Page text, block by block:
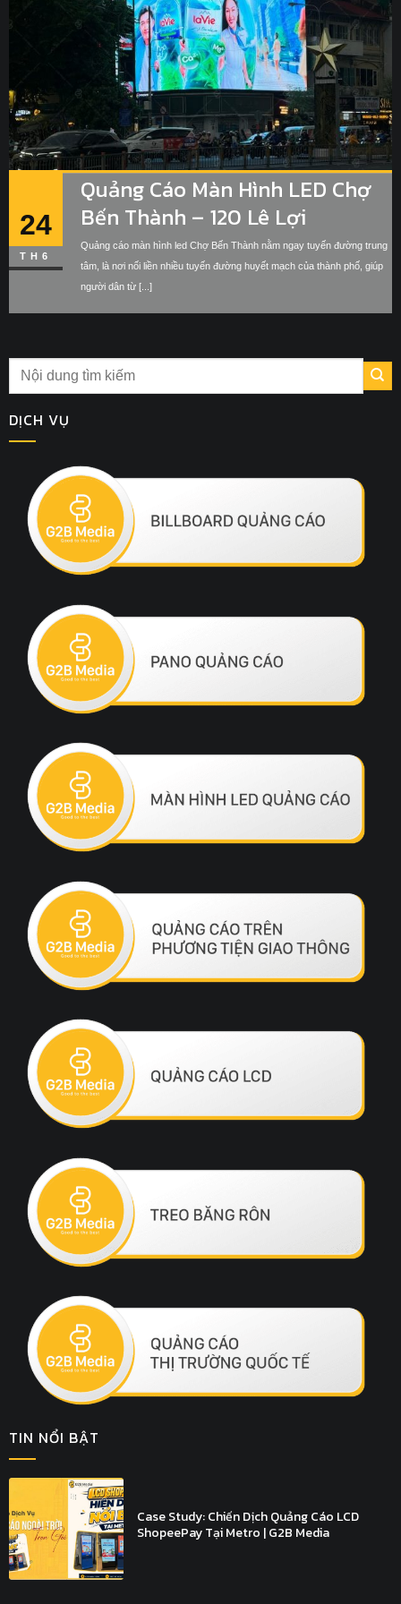
24
TH6
Quảng Cáo Màn Hình LED Chợ
Bến Thành – 120 Lê Lợi
Quảng cáo màn hình led Chợ Bến Thành nằm ngay tuyến đường trung
tâm, là nơi nối liền nhiều tuyến đường huyết mạch của thành phố, giúp
người dân từ [...]
DỊCH VỤ
TIN NỔI BẬT
Case Study: Chiến Dịch Quảng Cáo LCD
ShopeePay Tại Metro | G2B Media